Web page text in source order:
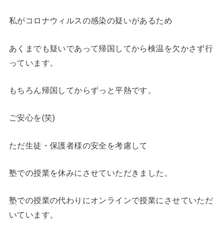
私がコロナウィルスの感染の疑いがあるため
あくまでも疑いであって帰国してから検温を欠かさず行
っています。
もちろん帰国してからずっと平熱です。
ご安心を(笑)
ただ生徒・保護者様の安全を考慮して
塾での授業を休みにさせていただきました。
塾での授業の代わりにオンラインで授業にさせていただ
いています。